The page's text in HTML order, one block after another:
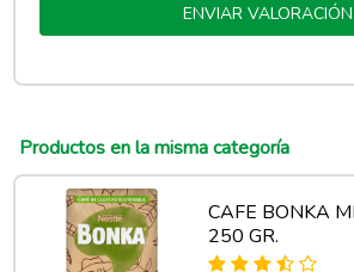
ENVIAR VALORACIÓN
Productos en la misma categoría
CAFE BONKA
250 GR.